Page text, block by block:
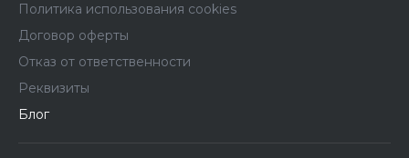
Политика использования cookies
Договор оферты
Отказ от ответственности
Реквизиты
Блог